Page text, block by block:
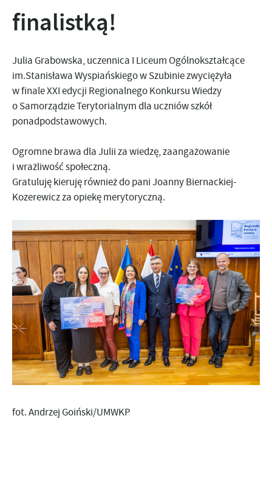
finalistką!
Julia Grabowska, uczennica I Liceum Ogólnokształcące
im.Stanisława Wyspiańskiego w Szubinie zwyciężyła
w finale XXI edycji Regionalnego Konkursu Wiedzy
o Samorządzie Terytorialnym dla uczniów szkół
ponadpodstawowych.
Ogromne brawa dla Julii za wiedzę, zaangażowanie
i wrażliwość społeczną.
Gratuluję kieruję również do pani Joanny Biernackiej-
Kozerewicz za opiekę merytoryczną.
fot. Andrzej Goiński/UMWKP